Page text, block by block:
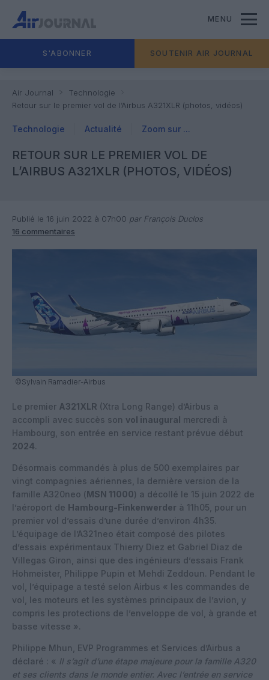
MENU
S'ABONNER SOUTENIR AIR JOURNAL
Air Journal
Technologie
Retour sur le premier vol de l’Airbus A321XLR (photos, vidéos)
Technologie Actualité Zoom sur ...
RETOUR SUR LE PREMIER VOL DE
L’AIRBUS A321XLR (PHOTOS, VIDÉOS)
Publié le 16 juin 2022 à 07h00 par François Duclos
16 commentaires
©Sylvain Ramadier-Airbus
Le premier A321XLR (Xtra Long Range) d’Airbus a
accompli avec succès son vol inaugural mercredi à
Hambourg, son entrée en service restant prévue début
2024.
Désormais commandés à plus de 500 exemplaires par
vingt compagnies aériennes, la dernière version de la
famille A320neo (MSN 11000) a décollé le 15 juin 2022 de
l’aéroport de Hambourg-Finkenwerder à 11h05, pour un
premier vol d’essais d’une durée d’environ 4h35.
L’équipage de l’A321neo était composé des pilotes
d’essais expérimentaux Thierry Diez et Gabriel Diaz de
Villegas Giron, ainsi que des ingénieurs d’essais Frank
Hohmeister, Philippe Pupin et Mehdi Zeddoun. Pendant le
vol, l’équipage a testé selon Airbus « les commandes de
vol, les moteurs et les systèmes principaux de l’avion, y
compris les protections de l’enveloppe de vol, à grande et
basse vitesse ».
Philippe Mhun, EVP Programmes et Services d’Airbus a
déclaré : « Il s’agit d’une étape majeure pour la famille A320
et ses clients dans le monde entier. Avec l’entrée en service